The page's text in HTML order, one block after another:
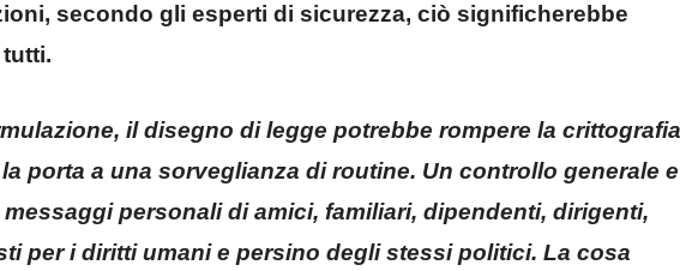
secondo gli esperti di sicurezza, ciò significherebbe
il disegno di legge potrebbe rompere la crittografia
porta a una sorveglianza di routine. Un controllo generale e
personali di amici, familiari, dipendenti, dirigenti,
per i diritti umani e persino degli stessi politici. La cosa